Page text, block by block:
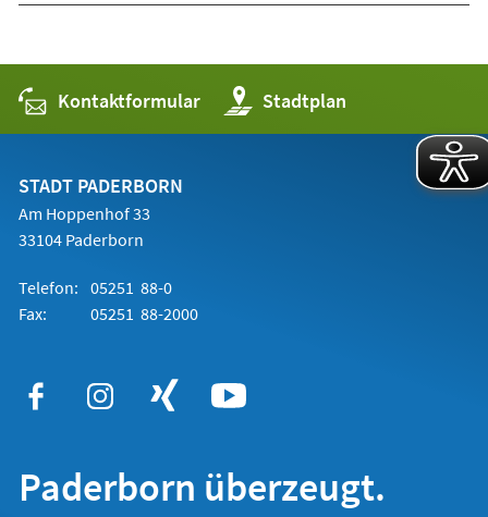
Kontaktformular Stadtplan
(Öffnet
in
einem
STADT PADERBORN
Am Hoppenhof 33
33104 Paderborn
Telefon: 05251 88-0
Fax:
05251 88-2000
Paderborn überzeugt.